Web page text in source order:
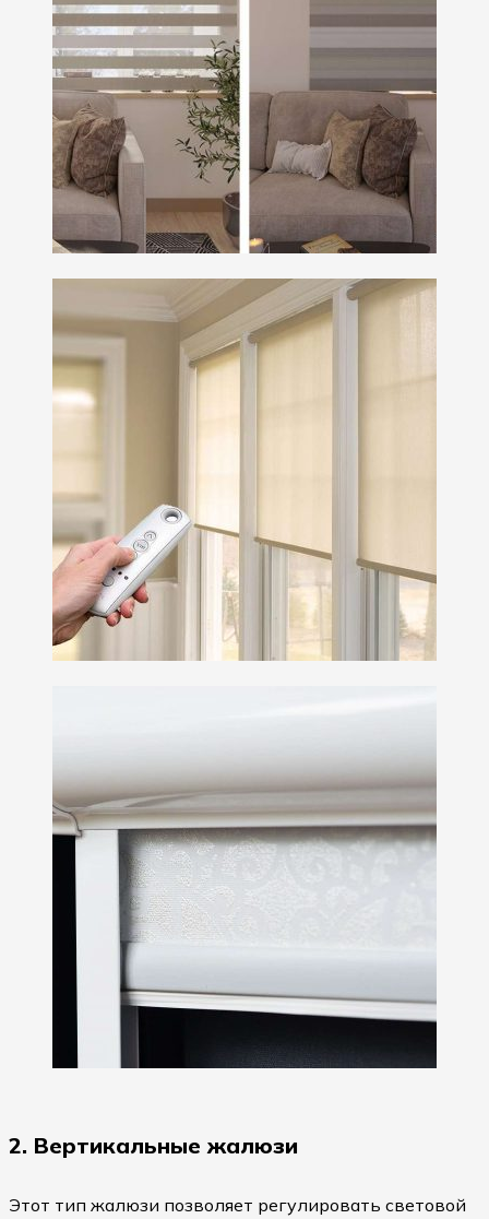
2. Вертикальные жалюзи
Этот тип жалюзи позволяет регулировать световой